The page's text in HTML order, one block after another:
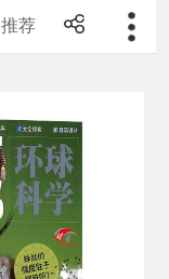
推荐